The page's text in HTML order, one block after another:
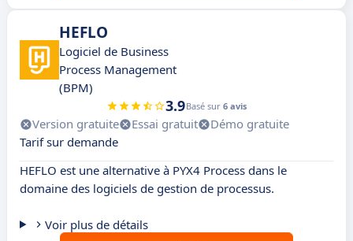
HEFLO
Logiciel de Business
Process Management
(BPM)
3.9Basé sur 6 avis
Version gratuite Essai gratuit
Démo gratuite
Tarif sur demande
HEFLO est une alternative à PYX4 Process dans le
domaine des logiciels de gestion de processus.
Voir plus de détails